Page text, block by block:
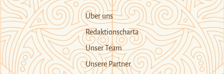
Über uns
Redaktionscharta
Unser Team
Unsere Partner